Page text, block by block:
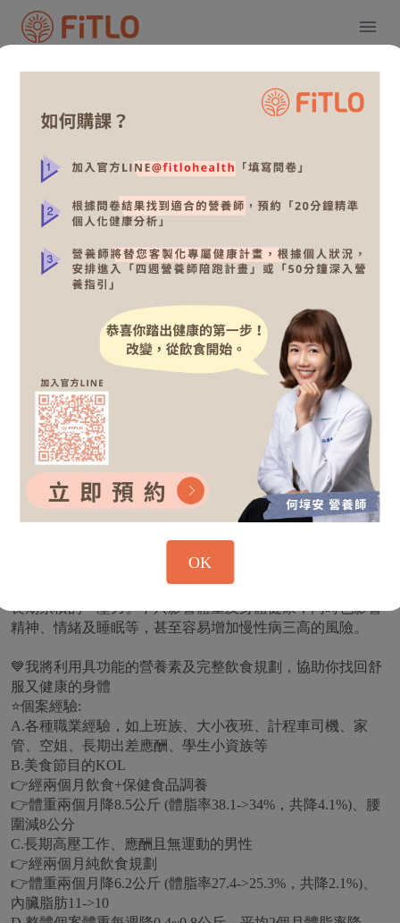
關於我 課程介紹 可預約時間預覽 評價 營養師表現
11堂課
哈囉，我是Livia營養師!
營養師職涯曾在醫學中心醫院、減重門診服務，累積相當豐
富的臨床及減重實戰經驗。
然而我發現個案的健康問題，大多來自生活壓力的失衡，進
而影響體重及健康狀況。
常見的狀況:
🧑「工作好忙好累，下班就想吃炸物喝飲料，減重好困難」
👧「我時常排便不規律，有時拉肚子、有時便秘，且小腹脂
長期累積的『壓力』不只影響體重及身體健康，同時也影響
精神、情緒及睡眠等，甚至容易增加慢性病三高的風險。
💙我將利用具功能的營養素及完整飲食規劃，協助你找回舒
服又健康的身體
⭐️個案經驗:
A.各種職業經驗，如上班族、大小夜班、計程車司機、家
管、空姐、長期出差應酬、學生小資族等
B.美食節目的KOL
👉經兩個月飲食+保健食品調養
👉體重兩個月降8.5公斤 (體脂率38.1->34%，共降4.1%)、腰
圍減8公分
C.長期高壓工作、應酬且無運動的男性
👉經兩個月純飲食規劃
👉體重兩個月降6.2公斤 (體脂率27.4->25.3%，共降2.1%)、
內臟脂肪11->10
OK